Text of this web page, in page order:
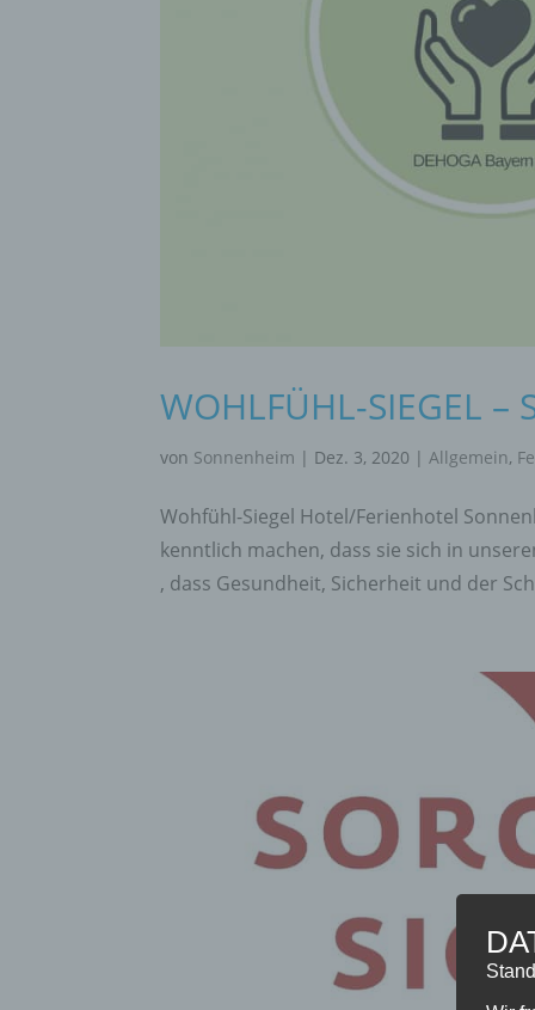
WOHLFÜHL-SIEGEL –
von Sonnenheim | Dez. 3, 2020 |Allgemein,
Wohfühl-Siegel Hotel/Ferienhotel
kenntlich machen, dass sie sich in
, dass Gesundheit, Sicherheit und der